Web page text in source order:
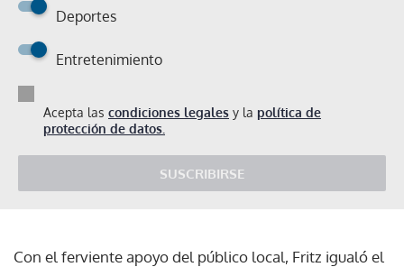
Deportes
Entretenimiento
Acepta las condiciones legales y la política de
protección de datos.
SUSCRIBIRSE
Con el ferviente apoyo del público local, Fritz igualó el